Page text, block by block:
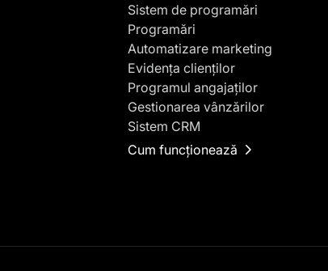
Sistem de programări
Programări
Automatizare marketing
Evidența clienților
Programul angajaților
Gestionarea vânzărilor
Sistem CRM
Cum funcționează